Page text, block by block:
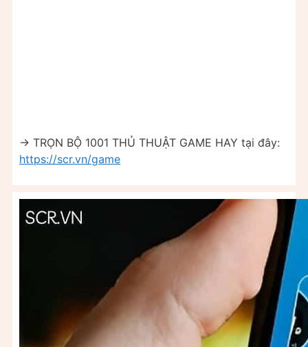
-> TRỌN BỘ 1001 THỦ THUẬT GAME HAY tại đây:
https://scr.vn/game